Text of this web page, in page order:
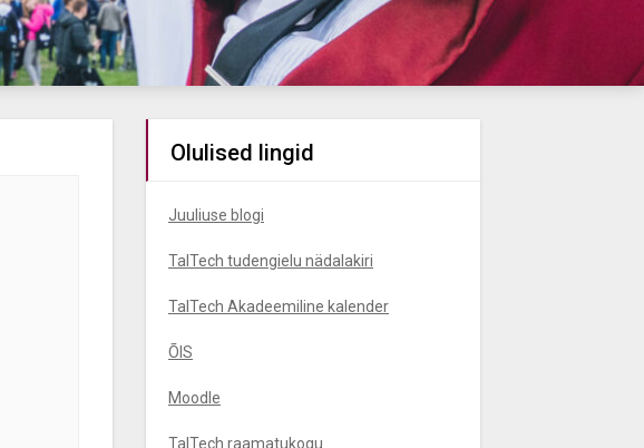
Olulised lingid
Juuliuse blogi
TalTech tudengielu nädalakiri
TalTech Akadeemiline kalender
ÕIS
Moodle
TalTech raamatukogu